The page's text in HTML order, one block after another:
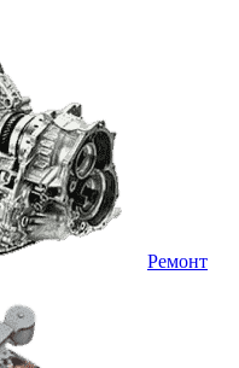
Ремонт